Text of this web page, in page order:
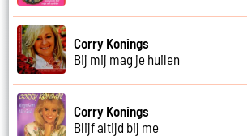
Corry Konings
Bij mij mag je huilen
Corry Konings
Blijf altijd bij me